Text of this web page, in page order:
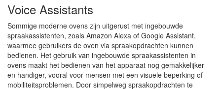
Voice Assistants
Sommige moderne ovens zijn uitgerust met ingebouwde
spraakassistenten, zoals Amazon Alexa of Google Assistant,
waarmee gebruikers de oven via spraakopdrachten kunnen
bedienen. Het gebruik van ingebouwde spraakassistenten in
ovens maakt het bedienen van het apparaat nog gemakkelijker
en handiger, vooral voor mensen met een visuele beperking of
mobiliteitsproblemen. Door simpelweg spraakopdrachten te